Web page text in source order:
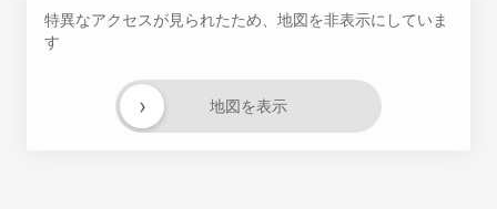
特異なアクセスが見られたため、地図を非表示にしていま
す
地図を表示
›